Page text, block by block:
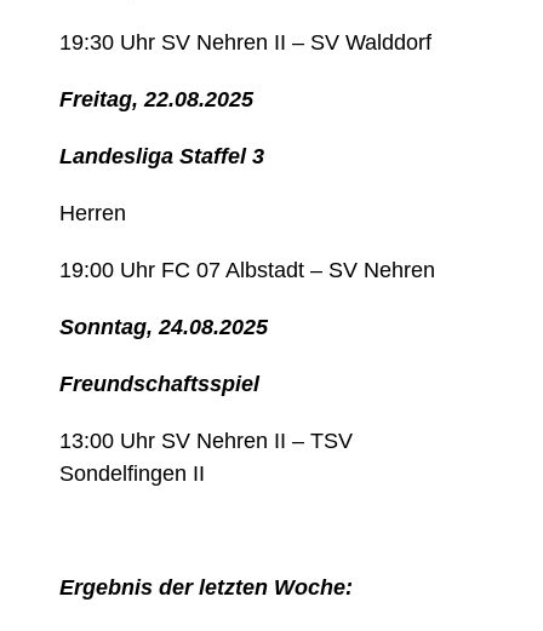
19:30 Uhr SV Nehren II – SV Walddorf
Freitag, 22.08.2025
Landesliga Staffel 3
Herren
19:00 Uhr FC 07 Albstadt – SV Nehren
Sonntag, 24.08.2025
Freundschaftsspiel
13:00 Uhr SV Nehren II – TSV
Sondelfingen II
Ergebnis der letzten Woche: